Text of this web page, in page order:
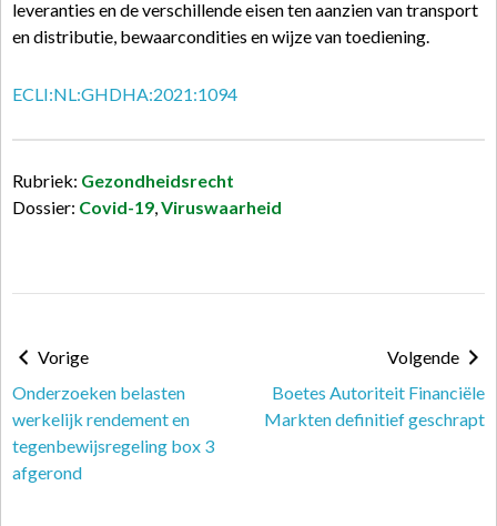
leveranties en de verschillende eisen ten aanzien van transport
en distributie, bewaarcondities en wijze van toediening.
ECLI:NL:GHDHA:2021:1094
Rubriek: Gezondheidsrecht
Dossier: Covid-19,Viruswaarheid
Vorige
Onderzoeken belasten
werkelijk rendement en
tegenbewijsregeling box 3
afgerond
Volgende
Boetes Autoriteit Financiële
Markten definitief geschrapt